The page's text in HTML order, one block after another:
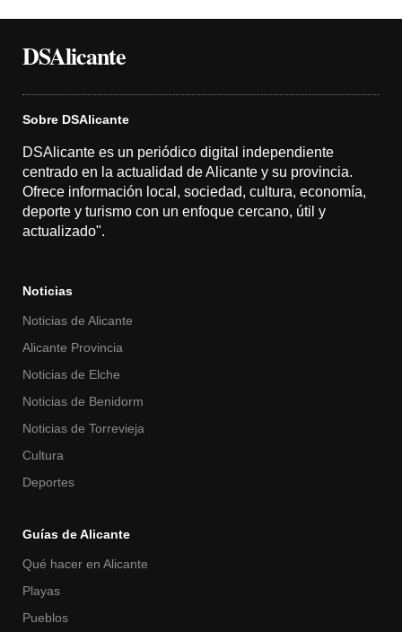
DSAlicante
Sobre DSAlicante
DSAlicante es un periódico digital independiente
centrado en la actualidad de Alicante y su provincia.
Ofrece información local, sociedad, cultura, economía,
deporte y turismo con un enfoque cercano, útil y
actualizado".
Noticias
Noticias de Alicante
Alicante Provincia
Noticias de Elche
Noticias de Benidorm
Noticias de Torrevieja
Cultura
Deportes
Guías de Alicante
Qué hacer en Alicante
Playas
Pueblos